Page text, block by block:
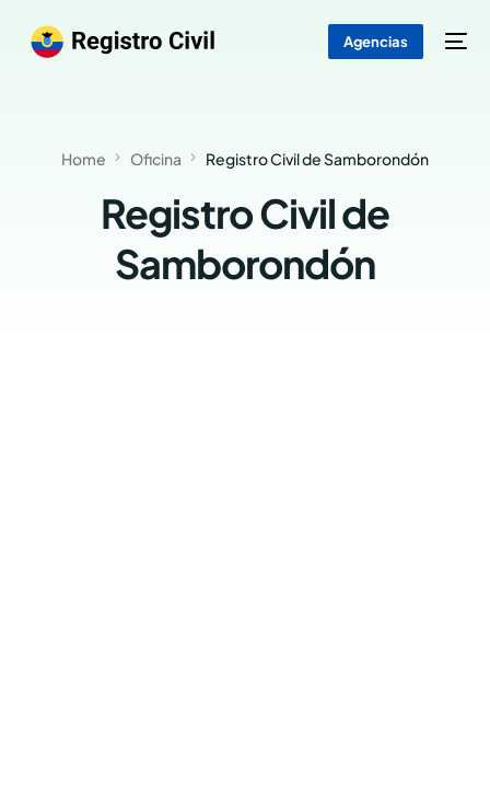
Agencias
Home Oficina Registro Civil de Samborondón
Registro Civil de
Samborondón